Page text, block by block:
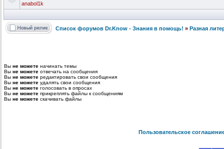
anabol1k
Список форумов Dr.Know - Знания в помощь! » Разная
Вы не можете начинать темы
Вы не можете отвечать на сообщения
Вы не можете редактировать свои сообщения
Вы не можете удалять свои сообщения
Вы не можете голосовать в опросах
Вы не можете прикреплять файлы к сообщениям
Вы не можете скачивать файлы
Пользовательское